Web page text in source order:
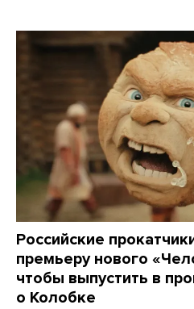
Российские
премьеру нового
чтобы выпустить в
о Колобке